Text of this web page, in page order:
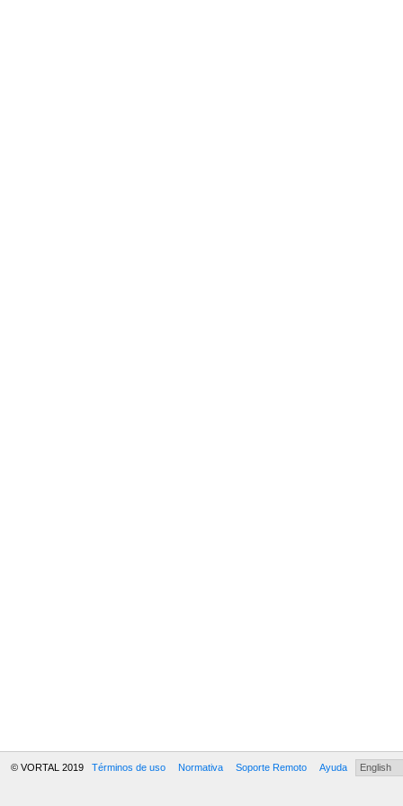
© VORTAL 2019 Términos de uso Normativa Soporte Remoto Ayuda